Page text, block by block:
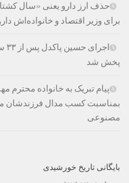
حذف ارز دارو یعنی «سال
برای وزیر اقتصاد و خانواده‌اش
پخش شد
پیام تبریک به خانواده
بمناسبت کسب مدال فرزندشان
مصنوعی
بایگانی تاریخ خورشیدی